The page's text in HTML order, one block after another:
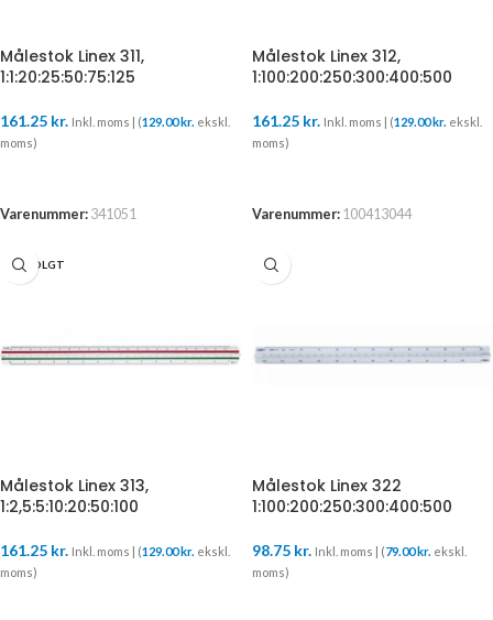
Målestok Linex 311,
1:1:20:25:50:75:125
161.25 kr. Inkl. moms | (129.00kr. ekskl.
moms)
Varenummer: 341051
Målestok Linex 312,
1:100:200:250:300:400:500
161.25 kr. Inkl. moms | (129.00kr. ekskl.
moms)
Varenummer: 100413044
UDSOLGT
Målestok Linex 313,
1:2,5:5:10:20:50:100
161.25 kr. Inkl. moms | (129.00 kr. ekskl.
moms)
Målestok Linex 322
1:100:200:250:300:400:500
98.75 kr. Inkl. moms | (79.00 kr. ekskl.
moms)